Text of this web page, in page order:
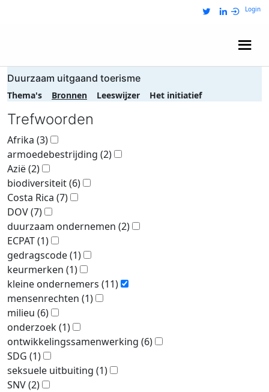
Login
Duurzaam uitgaand toerisme
Thema's Bronnen Leeswijzer Het initiatief
Trefwoorden
Afrika (3)
armoedebestrijding (2)
Azië(2)
biodiversiteit(6)
Costa Rica (7)
DOV(7)
duurzaam ondernemen (2)
ECPAT(1)
gedragscode(1)
keurmerken (1)
kleine ondernemers (11)
mensenrechten (1)
milieu (6)
onderzoek(1)
ontwikkelingssamenwerking (6)
SDG (1)
seksuele uitbuiting (1)
SNV(2)